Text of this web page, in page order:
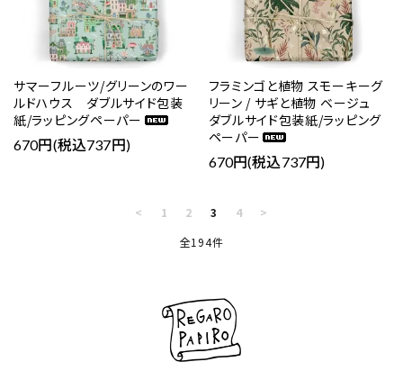
サマーフルーツ/グリーンのワー
ルドハウス ダブルサイド包装
紙/ラッピングペーパー
670円(税込737円)
フラミンゴと植物 スモーキーグ
リーン / サギと植物 ベージュ
ダブルサイド包装紙/ラッピング
ペーパー
670円(税込737円)
< 1 2 3 4
>
全194件